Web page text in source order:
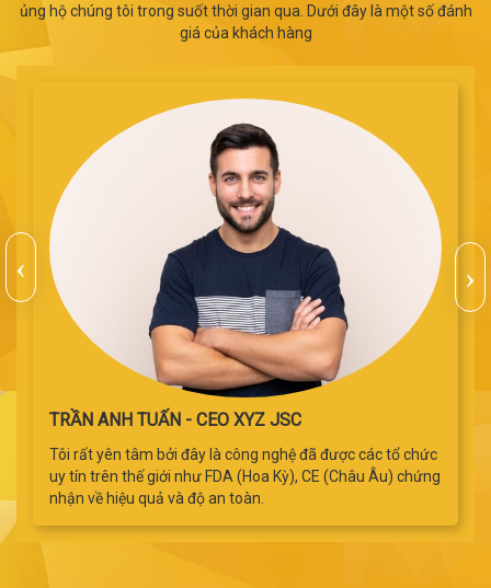
ủng hộ chúng tôi trong suốt thời gian qua. Dưới đây là một số đánh
giá của khách hàng
TRẦN ANH TUẤN - CEO XYZ JSC
Tôi rất yên tâm bởi đây là công nghệ đã được các tổ chức
uy tín trên thế giới như FDA (Hoa Kỳ), CE (Châu Âu) chứng
nhận về hiệu quả và độ an toàn.